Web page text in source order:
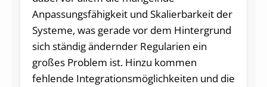
Anpassungsfähigkeit und Skalierbarkeit der
Systeme, was gerade vor dem Hintergrund
sich ständig ändernder Regularien ein
großes Problem ist. Hinzu kommen
fehlende Integrationsmöglichkeiten und die